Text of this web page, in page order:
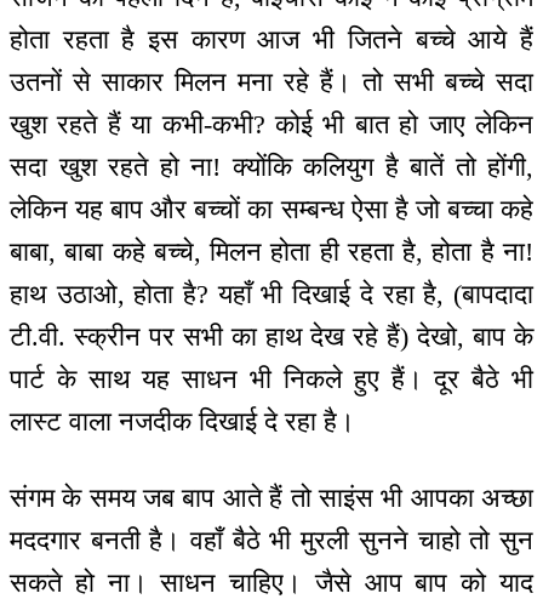
होता रहता है इस कारण आज भी जितने बच्चे आये हैं
उतनों से साकार मिलन मना रहे हैं। तो सभी बच्चे सदा
खुश रहते हैं या कभी-कभी? कोई भी बात हो जाए लेकिन
सदा खुश रहते हो ना! क्योंकि कलियुग है बातें तो होंगी,
लेकिन यह बाप और बच्चों का सम्बन्ध ऐसा है जो बच्चा कहे
बाबा, बाबा कहे बच्चे, मिलन होता ही रहता है, होता है ना!
हाथ उठाओ, होता है? यहाँ भी दिखाई दे रहा है, (बापदादा
टी.वी. स्‍क्रीन पर सभी का हाथ देख रहे हैं) देखो, बाप के
पार्ट के साथ यह साधन भी निकले हुए हैं। दूर बैठे भी
लास्ट वाला नजदीक दिखाई दे रहा है।
संगम के समय जब बाप आते हैं तो साइंस भी आपका अच्छा
मददगार बनती है। वहाँ बैठे भी मुरली सुनने चाहो तो सुन
सकते हो ना। साधन चाहिए। जैसे आप बाप को याद